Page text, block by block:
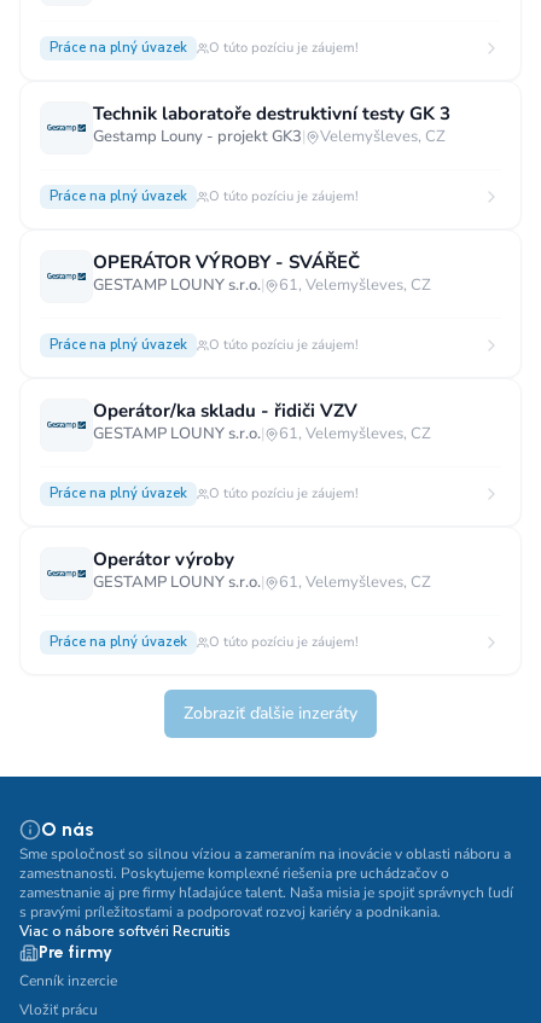
Práce na plný úvazek O túto pozíciu je záujem!
Technik laboratoře destruktivní testy GK 3
Gestamp Louny - projekt GK3| Velemyšleves, CZ
Práce na plný úvazek O túto pozíciu je záujem!
OPERÁTOR VÝROBY - SVÁŘEČ
GESTAMP LOUNY s.r.o.| 61, Velemyšleves, CZ
Práce na plný úvazek O túto pozíciu je záujem!
Operátor/ka skladu - řidiči VZV
GESTAMP LOUNY s.r.o.| 61, Velemyšleves, CZ
Práce na plný úvazek O túto pozíciu je záujem!
Operátor výroby
GESTAMP LOUNY s.r.o.| 61, Velemyšleves, CZ
Práce na plný úvazek O túto pozíciu je záujem!
Zobraziť ďalšie inzeráty
O nás
Sme spoločnosť so silnou víziou a zameraním na inovácie v oblasti náboru a
zamestnanosti. Poskytujeme komplexné riešenia pre uchádzačov o
zamestnanie aj pre firmy hľadajúce talent. Naša misia je spojiť správnych ľudí
s pravými príležitosťami a podporovať rozvoj kariéry a podnikania.
Viac o nábore softvéri Recruitis
Pre firmy
Cenník inzercie
Vložiť prácu